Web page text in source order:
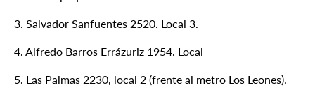
3. Salvador Sanfuentes 2520. Local 3.
4. Alfredo Barros Errázuriz 1954. Local
5. Las Palmas 2230, local 2 (frente al metro Los Leones).